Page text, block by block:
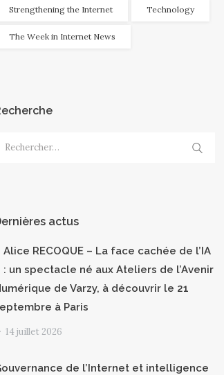
Strengthening the Internet Technology
The Week in Internet News
Rechercher :
actus
Alice RECOQUE – La face cachée de l’IA
: un spectacle né aux Ateliers de l’Avenir
de Varzy, à découvrir le 21
à Paris
14 juillet 2026
de l’Internet et intelligence